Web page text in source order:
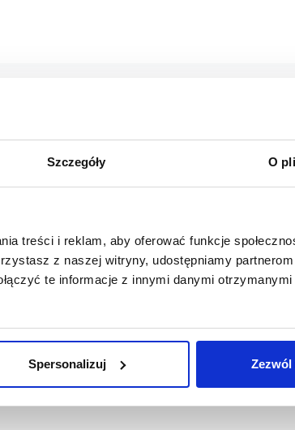
Szczegóły O
treści i reklam, aby oferować funkcje
z naszej witryny, udostępniamy partnerom
te informacje z innymi danymi otrzymanymi
Spersonalizuj Zezwól
03/2024 Falcon Acteeum
Koszalin przesuwa termin otwarcia
na 21 marca otwarcie centrum handlowego OTO
wszystkich wymagań straży pożarnej.